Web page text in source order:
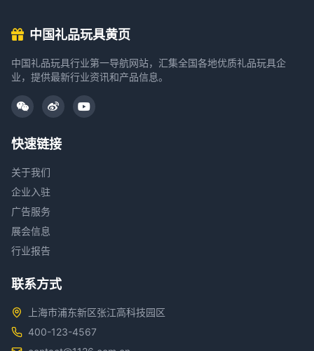
中国礼品玩具黄页
中国礼品玩具行业第一导航网站，汇集全国各地优质礼品玩具企
业，提供最新行业资讯和产品信息。
快速链接
关于我们
企业入驻
广告服务
展会信息
行业报告
联系方式
上海市浦东新区张江高科技园区
400-123-4567